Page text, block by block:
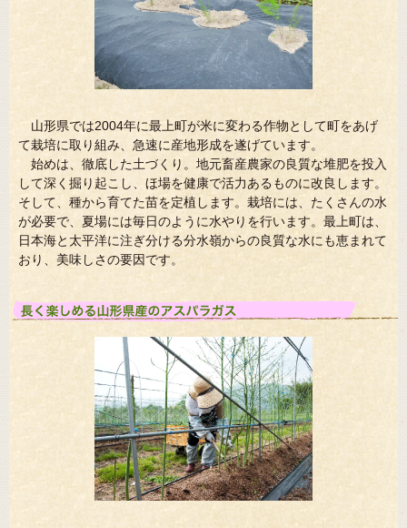
山形県では2004年に最上町が米に変わる作物として町をあげ
て栽培に取り組み、急速に産地形成を遂げています。
始めは、徹底した土づくり。地元畜産農家の良質な堆肥を投入
して深く掘り起こし、ほ場を健康で活力あるものに改良します。
そして、種から育てた苗を定植します。栽培には、たくさんの水
が必要で、夏場には毎日のように水やりを行います。最上町は、
日本海と太平洋に注ぎ分ける分水嶺からの良質な水にも恵まれて
おり、美味しさの要因です。